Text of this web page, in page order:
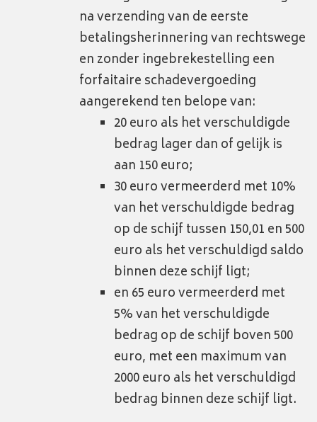
na verzending van de eerste
betalingsherinnering van rechtswege
en zonder ingebrekestelling een
forfaitaire schadevergoeding
aangerekend ten belope van:
20 euro als het verschuldigde
bedrag lager dan of gelijk is
aan 150 euro;
30 euro vermeerderd met 10%
van het verschuldigde bedrag
op de schijf tussen 150,01 en 500
euro als het verschuldigd saldo
binnen deze schijf ligt;
en 65 euro vermeerderd met
5% van het verschuldigde
bedrag op de schijf boven 500
euro, met een maximum van
2000 euro als het verschuldigd
bedrag binnen deze schijf ligt.